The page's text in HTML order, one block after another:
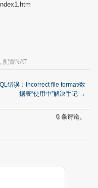
, 配置NAT
错误：Incorrect file format/数
据表“使用中”解决手记 →
0 条评论。